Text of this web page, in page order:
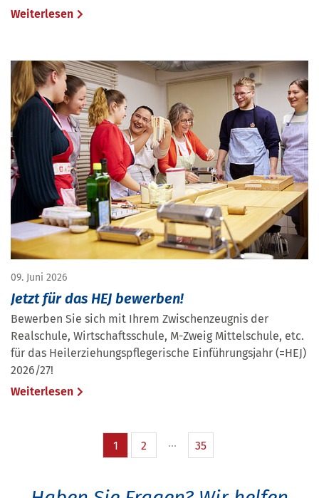
Weiterlesen
09. Juni 2026
Jetzt für das HEJ bewerben!
Bewerben Sie sich mit Ihrem Zwischenzeugnis der
Realschule, Wirtschaftsschule, M-Zweig Mittelschule, etc.
für das Heilerziehungspflegerische Einführungsjahr (=HEJ)
2026/27!
Weiterlesen
1 2 35